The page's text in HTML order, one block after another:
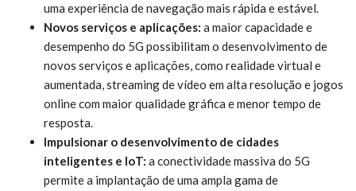
uma experiência de navegação mais rápida e estável.
Novos serviços e aplicações: a maior capacidade e
desempenho do 5G possibilitam o desenvolvimento de
novos serviços e aplicações, como realidade virtual e
aumentada, streaming de vídeo em alta resolução e jogos
online com maior qualidade gráfica e menor tempo de
resposta.
Impulsionar o desenvolvimento de cidades
inteligentes e IoT: a conectividade massiva do 5G
permite a implantação de uma ampla gama de